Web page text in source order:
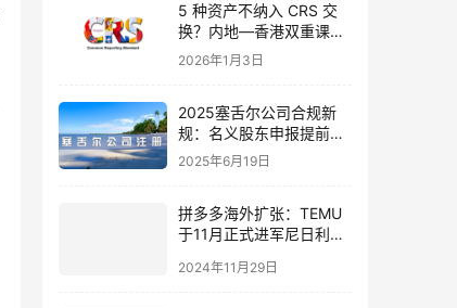
5 种资产不纳入 CRS 交
换？内地—香港双重课税
问题一次性说清
2026年1月3日
2025塞舌尔公司合规新
规：名义股东申报提前至
6月30日，中国卖家必看
2025年6月19日
拼多多海外扩张：TEMU
于11月正式进军尼日利亚
2024年11月29日